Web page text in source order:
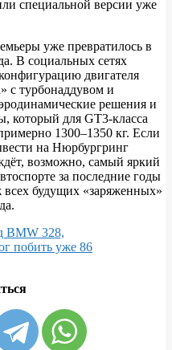
специальной версии уже
уже превратилось в
В социальных сетях
двигателя
с турбонаддувом и
решения и
который для GT3‑класса
1300–1350 кг. Если
на Нюрбургринг
возможно, самый яркий
за последние годы
будущих «заряженных»
BMW 328,
побить уже 86